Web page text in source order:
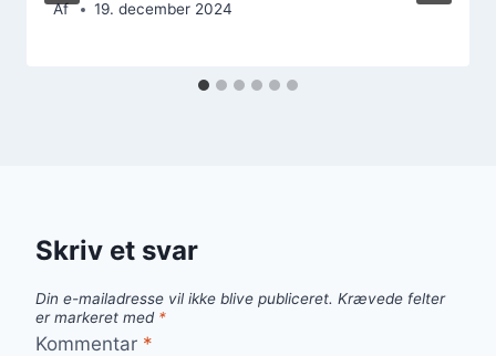
Af 19. december 2024
Skriv et svar
Din e-mailadresse vil ikke blive publiceret. Krævede felter
er markeret med *
Kommentar *